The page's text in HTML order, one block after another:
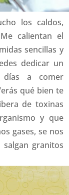
los caldos,
calientan el
sencillas y
dedicar un
a comer
qué bien te
de toxinas
y que
gases, se nos
granitos